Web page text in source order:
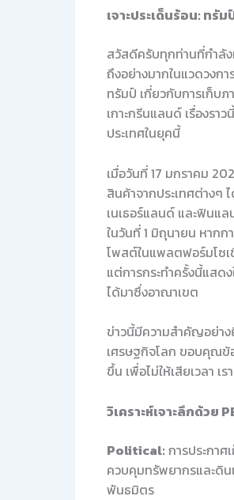
เจาะประเด็นร้อน: ทรั
สวัสดีครับทุกท่านที่กำลัง
ถึงอย่างมากในแวดวงก
ทรัมป์ เกี่ยวกับการเก็บ
เกาะกรีนแลนด์ เรื่องรา
ประเทศในยุคนี้
เมื่อวันที่ 17 มกราคม
สินค้าจากประเทศต่างๆ
เนเธอร์แลนด์ และฟินแ
ในวันที่ 1 มิถุนายน หากก
โพสต์ในแพลตฟอร์มโซเ
แต่การกระทำครั้งนี้แสด
ได้มาซึ่งอาณาเขต
ข่าวนี้มีความสำคัญอย่าง
เศรษฐกิจโลก ขอบคุณข้
ขึ้น เพื่อไม่ให้เสียเวลา
วิเคราะห์เจาะลึกด้วย
Political: การประกา
ควบคุมทรัพยากรและดิ
พันธมิตร